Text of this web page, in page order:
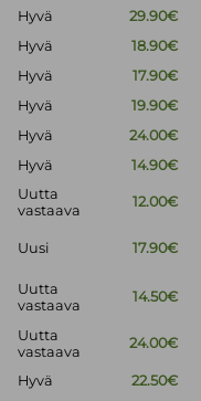
Hyvä
29.90€
Hyvä
18.90€
Hyvä
17.90€
Hyvä
19.90€
Hyvä
24.00€
Hyvä 14.90€
Uutta
vastaava
12.00€
Uusi 17.90€
Uutta
vastaava
14.50€
Uutta
vastaava
24.00€
Hyvä
22.50€